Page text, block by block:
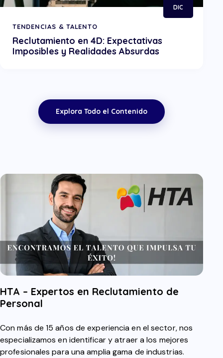
DIC
TENDENCIAS & TALENTO
Reclutamiento en 4D: Expectativas
Imposibles y Realidades Absurdas
Explora Todo el Contenido
HTA – Expertos en Reclutamiento de
Personal
Con más de 15 años de experiencia en el sector, nos
especializamos en identificar y atraer a los mejores
profesionales para una amplia gama de industrias.